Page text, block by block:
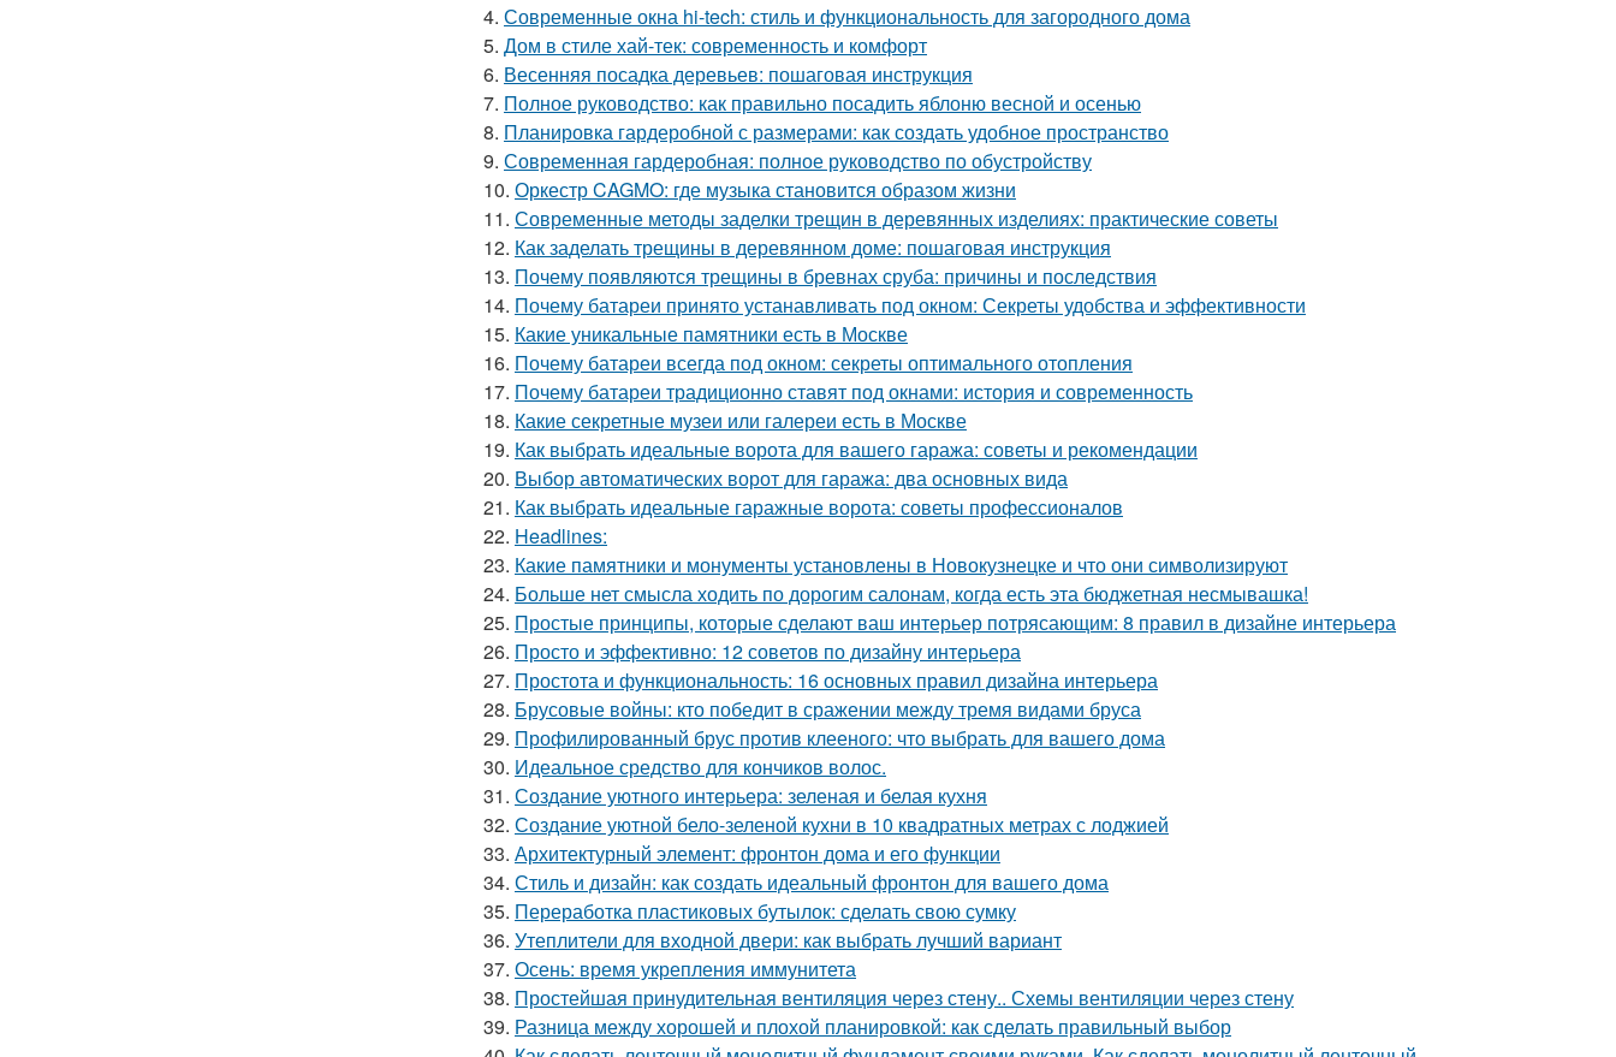
4. Современные окна hi-tech: стиль и функциональность для загородного дома
5. Дом в стиле хай-тек: современность и комфорт
6. Весенняя посадка деревьев: пошаговая инструкция
7. Полное руководство: как правильно посадить яблоню весной и осенью
8. Планировка гардеробной с размерами: как создать удобное пространство
9. Современная гардеробная: полное руководство по обустройству
10. Оркестр CAGMO: где музыка становится образом жизни
11. Современные методы заделки трещин в деревянных изделиях: практические советы
12. Как заделать трещины в деревянном доме: пошаговая инструкция
13. Почему появляются трещины в бревнах сруба: причины и последствия
14. Почему батареи принято устанавливать под окном: Секреты удобства и эффективности
15. Какие уникальные памятники есть в Москве
16. Почему батареи всегда под окном: секреты оптимального отопления
17. Почему батареи традиционно ставят под окнами: история и современность
18. Какие секретные музеи или галереи есть в Москве
19. Как выбрать идеальные ворота для вашего гаража: советы и рекомендации
20. Выбор автоматических ворот для гаража: два основных вида
21. Как выбрать идеальные гаражные ворота: советы профессионалов
22. Headlines:
23. Какие памятники и монументы установлены в Новокузнецке и что они символизируют
24. Больше нет смысла ходить по дорогим салонам, когда есть эта бюджетная несмывашка!
25. Простые принципы, которые сделают ваш интерьер потрясающим: 8 правил в дизайне интерьера
26. Просто и эффективно: 12 советов по дизайну интерьера
27. Простота и функциональность: 16 основных правил дизайна интерьера
28. Брусовые войны: кто победит в сражении между тремя видами бруса
29. Профилированный брус против клееного: что выбрать для вашего дома
30. Идеальное средство для кончиков волос.
31. Создание уютного интерьера: зеленая и белая кухня
32. Создание уютной бело-зеленой кухни в 10 квадратных метрах с лоджией
33. Архитектурный элемент: фронтон дома и его функции
34. Стиль и дизайн: как создать идеальный фронтон для вашего дома
35. Переработка пластиковых бутылок: сделать свою сумку
36. Утеплители для входной двери: как выбрать лучший вариант
37. Осень: время укрепления иммунитета
38. Простейшая принудительная вентиляция через стену.. Схемы вентиляции через стену
39. Разница между хорошей и плохой планировкой: как сделать правильный выбор